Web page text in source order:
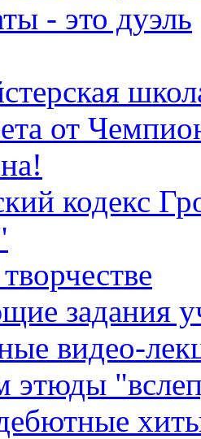
- это дуэль
от
кодекс
задания
видео-
этюды